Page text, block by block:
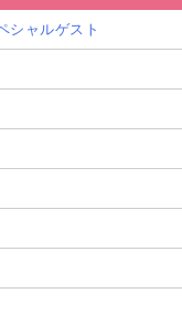
「Rookie Startups」
ます。お楽しみに！
シャルゲスト